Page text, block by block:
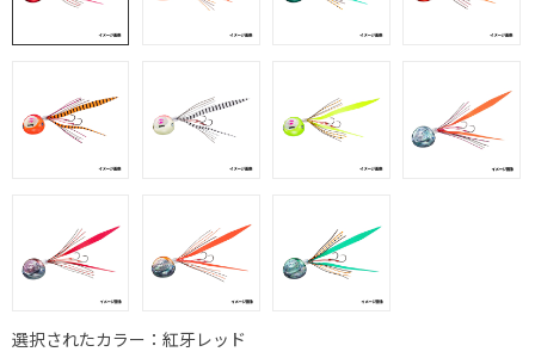
選択されたカラー：紅牙レッド